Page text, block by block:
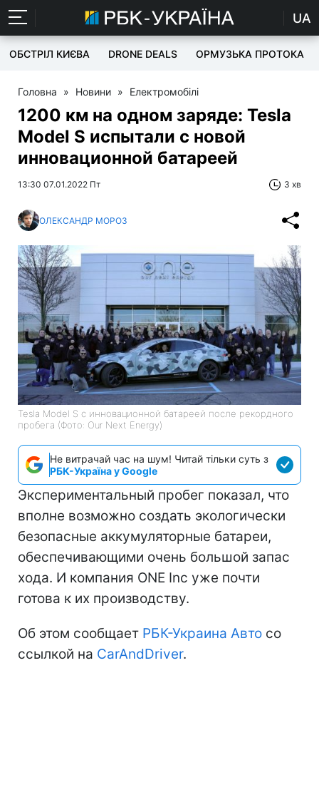
UA
ОБСТРІЛ КИЄВА DRONE DEALS ОРМУЗЬКА ПРОТОКА
Головна » Новини » Електромобілі
1200 км на одном заряде: Tesla
Model S испытали с новой
инновационной батареей
13:30 07.01.2022 Пт 3 хв
ОЛЕКСАНДР МОРОЗ
Tesla Model S с инновационной батареей после рекордного
пробега (Фото: Our Next Energy)
Не витрачай час на шум! Читай тільки суть з
РБК-Україна у Google
Экспериментальный пробег показал, что
вполне возможно создать экологически
безопасные аккумуляторные батареи,
обеспечивающими очень большой запас
хода. И компания ONE Inc уже почти
готова к их производству.
Об этом сообщает РБК-Украина Авто со
ссылкой на CarAndDriver.